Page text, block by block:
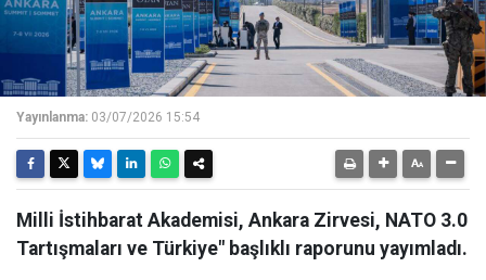
Yayınlanma: 03/07/2026 15:54
Milli İstihbarat Akademisi, Ankara Zirvesi, NATO 3.0
Tartışmaları ve Türkiye" başlıklı raporunu yayımladı.